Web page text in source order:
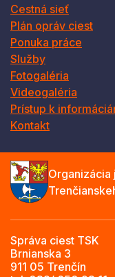
Cestná sieť
Plán opráv ciest
Ponuka práce
Služby
Fotogaléria
Videogaléria
Prístup k
Kontakt
Správa ciest TSK
Brnianska 3
911 05 Trenčín